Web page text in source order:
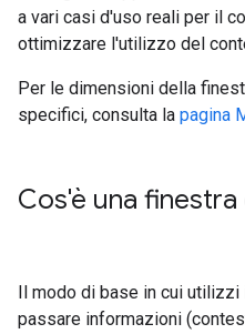
a vari casi d'uso reali per il
ottimizzare l'utilizzo del
Per le dimensioni della
specifici, consulta la pagina
Cos'è una
Il modo di base in cui
passare informazioni